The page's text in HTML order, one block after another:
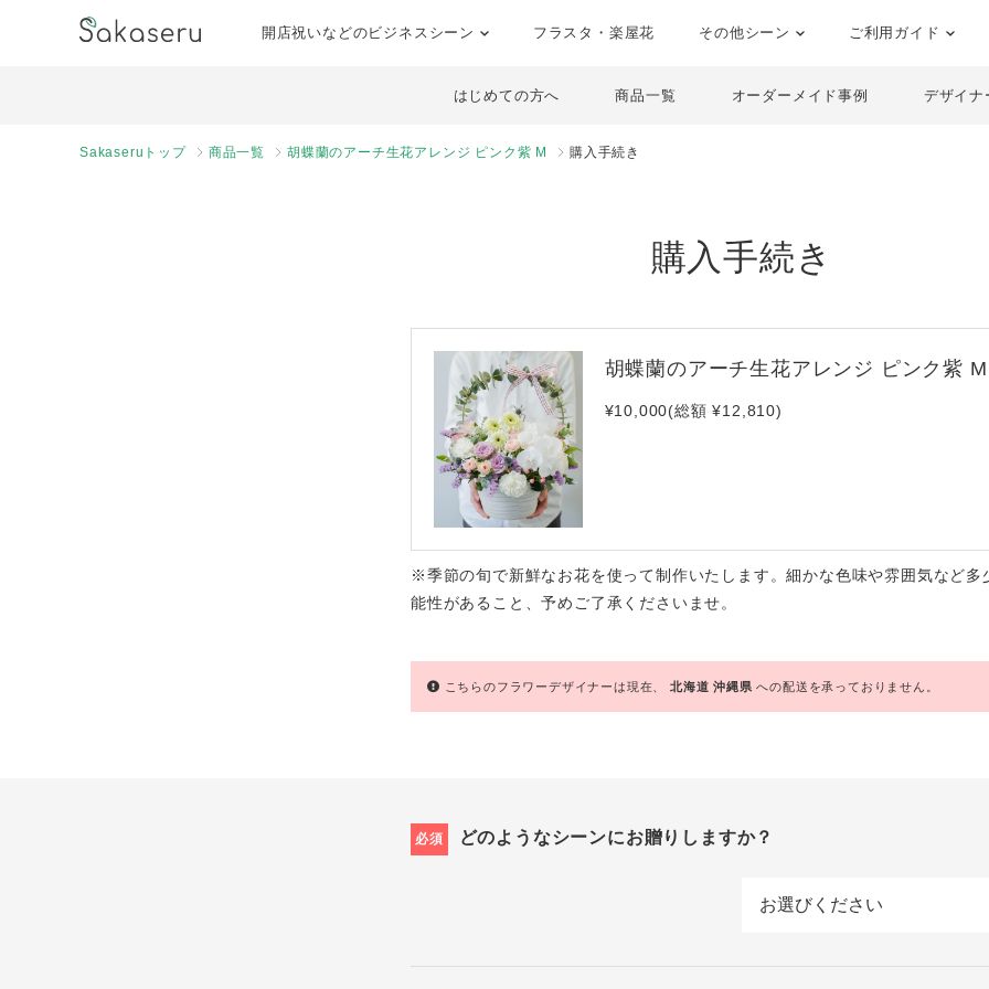
開店祝いなどのビジネスシーン フラスタ・楽屋花 その他シーン ご利用ガイド
はじめての方へ 商品一覧 オーダーメイド事例 デザイナ
Sakaseruトップ 商品一覧 胡蝶蘭のアーチ生花アレンジ ピンク紫 M 購入手続き
購入手続き
胡蝶蘭のアーチ生花アレンジ ピンク紫 M
¥10,000(総額 ¥12,810)
※季節の旬で新鮮なお花を使って制作いたします。細かな色味や雰囲気など多
能性があること、予めご了承くださいませ。
こちらのフラワーデザイナーは現在、北海道沖縄県への配送を承っておりません。
必須 どのようなシーンにお贈りしますか？